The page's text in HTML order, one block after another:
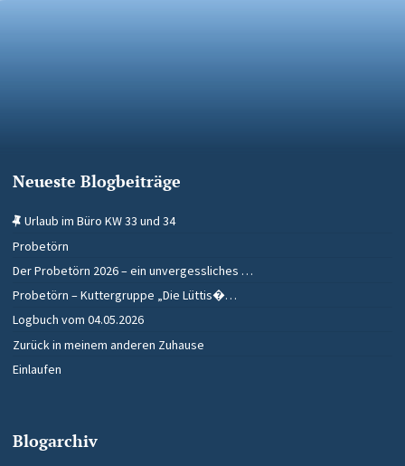
Neueste Blogbeiträge
Urlaub im Büro KW 33 und 34
Probetörn
Der Probetörn 2026 – ein unvergessliches …
Probetörn – Kuttergruppe „Die Lüttis�…
Logbuch vom 04.05.2026
Zurück in meinem anderen Zuhause
Einlaufen
Blogarchiv